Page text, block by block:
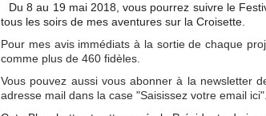
Du 8 au 19 mai 2018, vous pourrez suivre le
tous les soirs de mes aventures sur la Croisette.
Pour mes avis immédiats à la sortie de chaque
comme plus de 460 fidèles.
Vous pouvez aussi vous abonner à la newsletter
adresse mail dans la case "Saisissez votre email ici".